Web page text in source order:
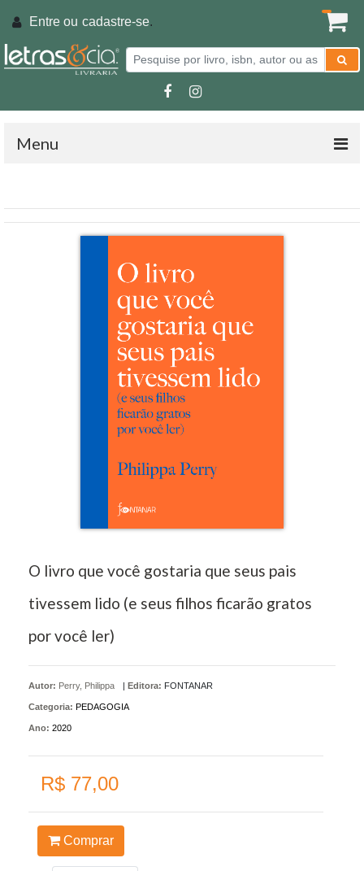
Entre ou cadastre-se.
Menu
O livro que você gostaria que seus pais
tivessem lido (e seus filhos ficarão gratos
por você ler)
Autor: Perry, Philippa Editora: FONTANAR
Categoria: PEDAGOGIA
Ano: 2020
R$ 77,00
Comprar